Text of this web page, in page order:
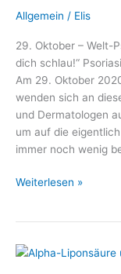
Allgemein / Elis
29. Oktober – Welt-
dich schlau!“
Am 29. Oktober
wenden sich an
und Dermatologen
um auf die
immer noch wenig
Welt-
mit
Weiterlesen »